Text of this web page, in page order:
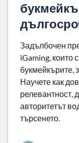
Задълбочен
iGaming, които
букмейкърите,
Научете как
релевантност,
авторитетът
търсенето.